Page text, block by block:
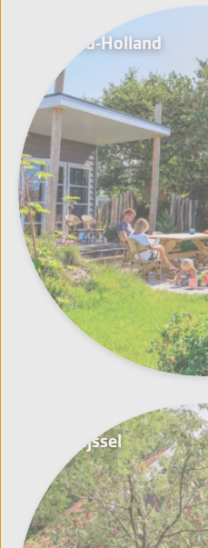
Noord-Holland
Overijssel